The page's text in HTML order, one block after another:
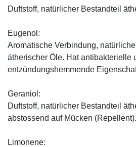
Duftstoff, natürlicher Bestandteil
Eugenol:
Aromatische Verbindung,
ätherischer Öle. Hat antibakterielle
entzündungshemmende
Geraniol:
Duftstoff, natürlicher Bestandteil
abstossend auf Mücken (Repellent).
Limonene: